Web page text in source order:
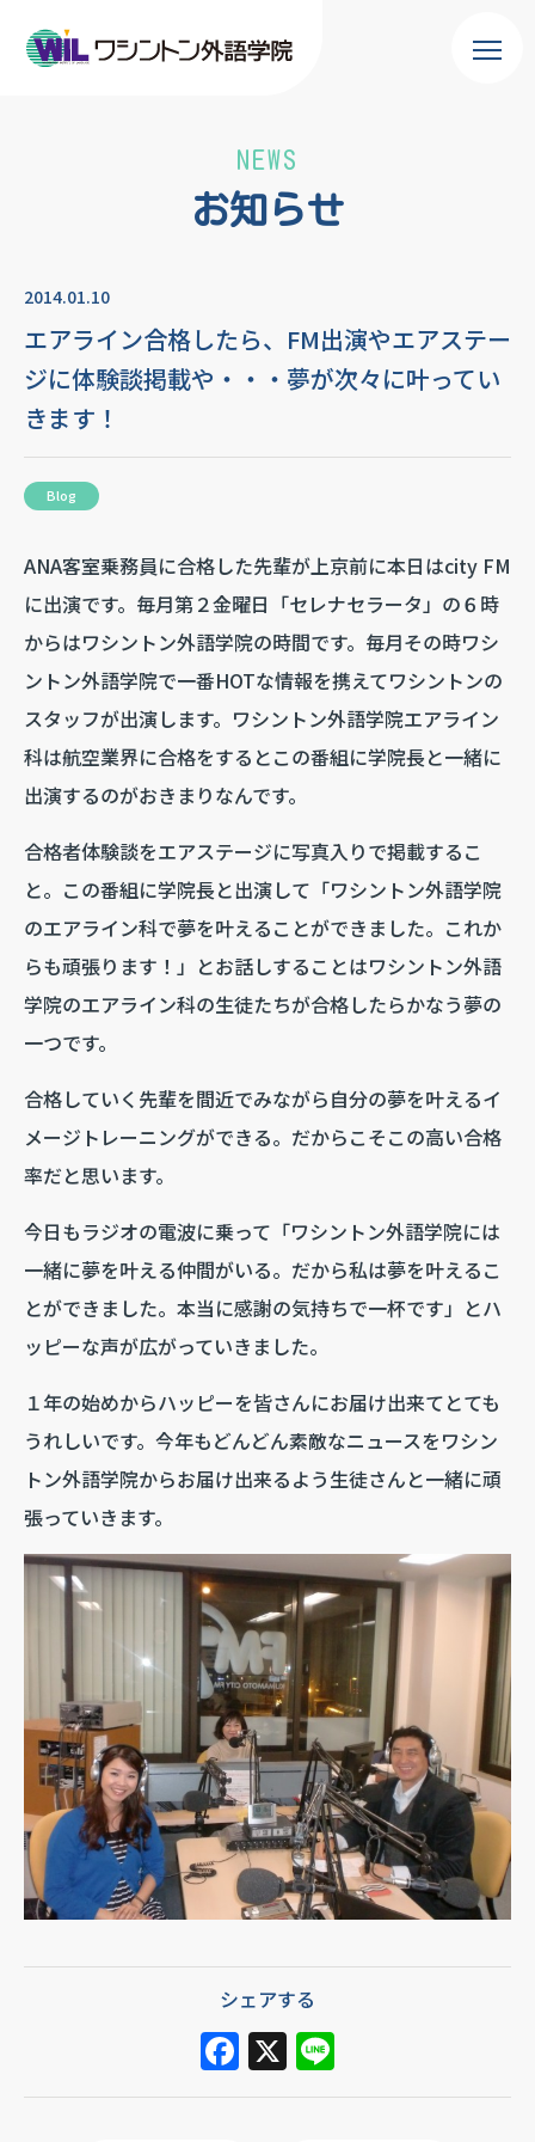
お知らせ
NEWS
2014.01.10
エアライン合格したら、FM出演やエアステー
ジに体験談掲載や・・・夢が次々に叶ってい
きます！
Blog
ANA客室乗務員に合格した先輩が上京前に本日はcity FM
に出演です。毎月第２金曜日「セレナセラータ」の６時
からはワシントン外語学院の時間です。毎月その時ワシ
ントン外語学院で一番HOTな情報を携えてワシントンの
スタッフが出演します。ワシントン外語学院エアライン
科は航空業界に合格をするとこの番組に学院長と一緒に
出演するのがおきまりなんです。
合格者体験談をエアステージに写真入りで掲載するこ
と。この番組に学院長と出演して「ワシントン外語学院
のエアライン科で夢を叶えることができました。これか
らも頑張ります！」とお話しすることはワシントン外語
学院のエアライン科の生徒たちが合格したらかなう夢の
一つです。
合格していく先輩を間近でみながら自分の夢を叶えるイ
メージトレーニングができる。だからこそこの高い合格
率だと思います。
今日もラジオの電波に乗って「ワシントン外語学院には
一緒に夢を叶える仲間がいる。だから私は夢を叶えるこ
とができました。本当に感謝の気持ちで一杯です」とハ
ッピーな声が広がっていきました。
１年の始めからハッピーを皆さんにお届け出来てとても
うれしいです。今年もどんどん素敵なニュースをワシン
トン外語学院からお届け出来るよう生徒さんと一緒に頑
張っていきます。
シェアする
F
a
X
n